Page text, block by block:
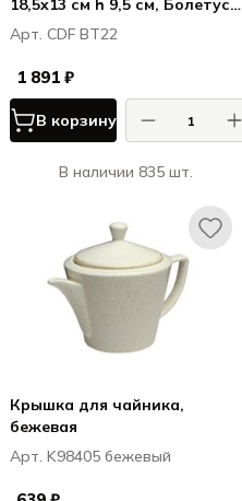
18,5x13 см h 9,5 см, Болетус /
Boletus
Арт. CDF BT22
1 891 ₽
В корзину
В наличии 835 шт.
Крышка для чайника,
бежевая
Арт. K98405 бежевый